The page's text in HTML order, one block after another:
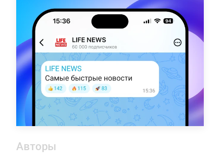
Авторы